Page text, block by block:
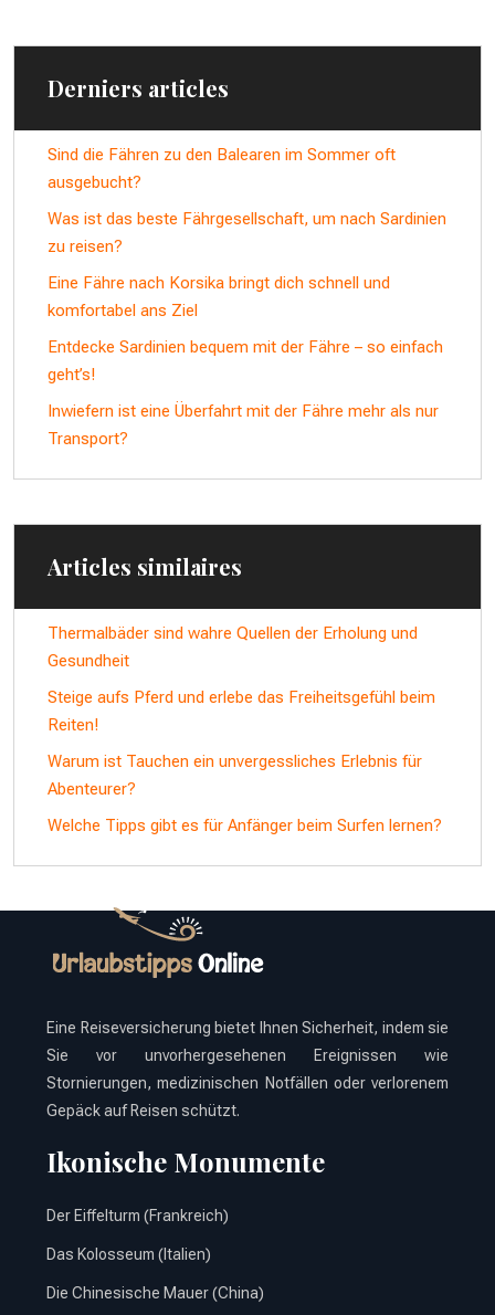
Derniers articles
Sind die Fähren zu den Balearen im Sommer oft
ausgebucht?
Was ist das beste Fährgesellschaft, um nach Sardinien
zu reisen?
Eine Fähre nach Korsika bringt dich schnell und
komfortabel ans Ziel
Entdecke Sardinien bequem mit der Fähre – so einfach
geht’s!
Inwiefern ist eine Überfahrt mit der Fähre mehr als nur
Transport?
Articles similaires
Thermalbäder sind wahre Quellen der Erholung und
Gesundheit
Steige aufs Pferd und erlebe das Freiheitsgefühl beim
Reiten!
Warum ist Tauchen ein unvergessliches Erlebnis für
Abenteurer?
Welche Tipps gibt es für Anfänger beim Surfen lernen?
Eine Reiseversicherung bietet Ihnen Sicherheit, indem sie
Sie vor unvorhergesehenen Ereignissen wie
Stornierungen, medizinischen Notfällen oder verlorenem
Gepäck auf Reisen schützt.
Ikonische Monumente
Der Eiffelturm (Frankreich)
Das Kolosseum (Italien)
Die Chinesische Mauer (China)